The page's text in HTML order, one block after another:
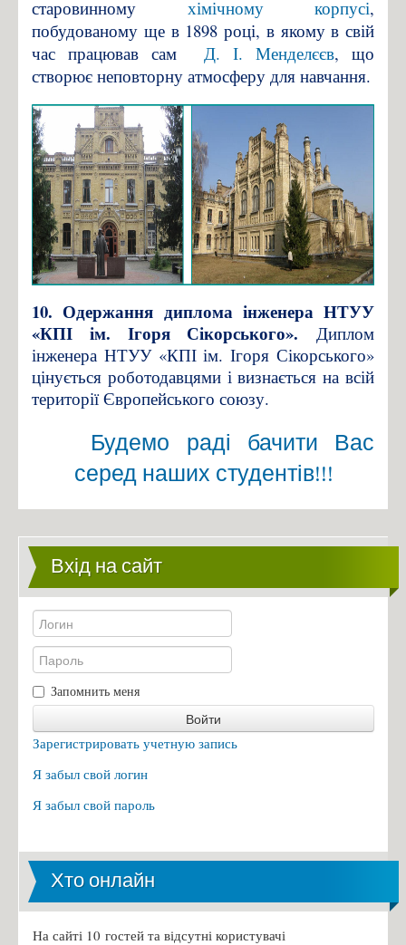
старовинному хімічному корпусі,
побудованому ще в 1898 році, в якому в свій
час працював сам Д. І. Менделєєв, що
створює неповторну атмосферу для навчання.
10. Одержання диплома інженера НТУУ
«КПІ ім. Ігоря Сікорського». Диплом
інженера НТУУ «КПІ ім. Ігоря Сікорського»
цінується роботодавцями і визнається на всій
території Європейського союзу.
Будемо раді бачити Вас
серед наших студентів!!!
Вхід на сайт
Запомнить меня
Войти
Зарегистрировать учетную запись
Я забыл свой логин
Я забыл свой пароль
Хто онлайн
На сайті 10 гостей та відсутні користувачі